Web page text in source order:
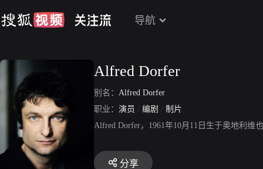
导航
Alfred Dorfer
别名： Alfred Dorfer
职业： 演员 / 编剧 / 制片
Alfred Dorfer，1961年10月11日生于奥地利
分享